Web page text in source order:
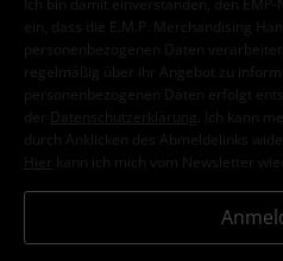
ein, dass die E.M.P. Merchandising
personenbezogenen Daten
regelmäßig über ihr Angebot zu
personenbezogenen Daten erfolgt
der
Datenschutzerklärung
. Ich kann
durch Anklicken des Abmeldelinks
Hier kann ich mich vom Newsletter